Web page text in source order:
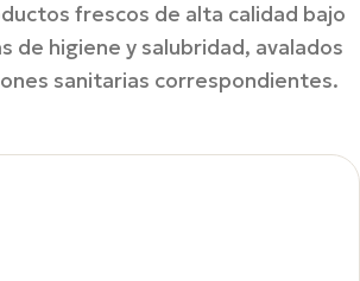
frescos de alta calidad bajo
de higiene y salubridad, avalados
sanitarias correspondientes.